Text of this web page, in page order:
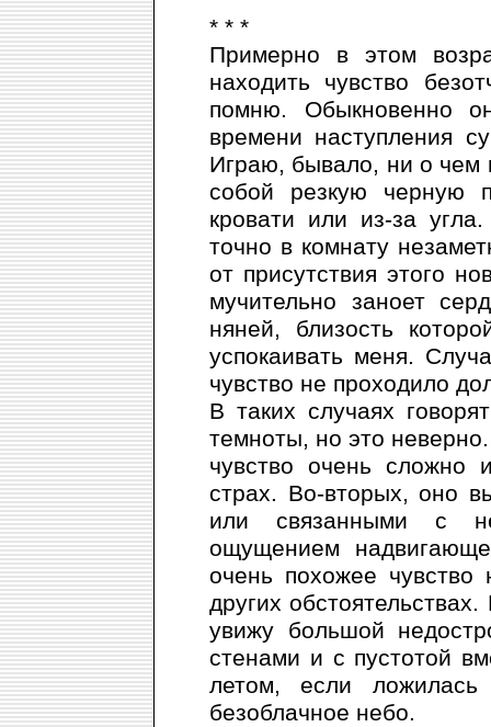
* * *
Примерно в этом
находить чувство
помню. Обыкновенно
времени наступления
Играю, бывало, ни о чем
собой резкую черную
кровати или из-за
точно в комнату
от присутствия этого
мучительно заноет
няней, близость
успокаивать меня.
чувство не проходило
В таких случаях
темноты, но это
чувство очень сложно
страх. Во-вторых, оно
или связанными с
ощущением
очень похожее
других
увижу большой
стенами и с пустотой
летом, если
безоблачное небо.